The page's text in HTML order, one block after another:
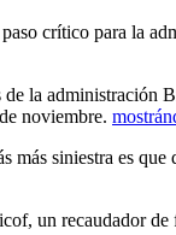
crítico para la
la administración
noviembre.
más siniestra es
un recaudador de